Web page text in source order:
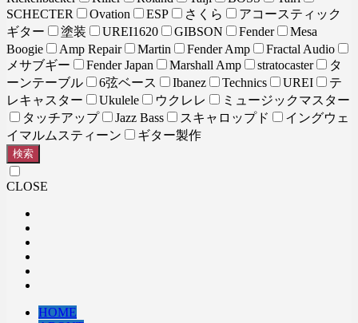
SCHECTER
Ovation ESP さくら
アコースティック
ギター
塗装 UREI1620 GIBSON Fender
Mesa
Boogie
Amp Repair Martin Fender Amp
Fractal Audio
メサブギー
Fender Japan Marshall Amp stratocaster
タ
ーンテーブル
6弦ベース Ibanez Technics UREI
テ
レキャスター
Ukulele ウクレレ
ミュージックマスター
タッチアップ
Jazz Bass スキャロップド
イングウェ
イマルムスティーン
ギター製作
検索
CLOSE
HOME